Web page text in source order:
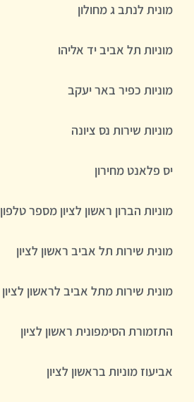
מונית לנתב ג מחולון
מוניות תל אביב יד אליהו
מוניות כפיר באר יעקב
מוניות שירות נס ציונה
יס פלאנט מחירון
מוניות הברון ראשון לציון מספר טלפון
מונית שירות תל אביב ראשון לציון
מונית שירות מתל אביב לראשון לציון
התזמורת הסימפונית ראשון לציון
אביעוז מוניות בראשון לציון